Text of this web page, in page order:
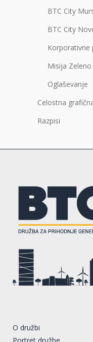
BTC City
BTC City
Korporativne
Misija Zeleno
Oglaševanje
Celostna
Razpisi
O družbi